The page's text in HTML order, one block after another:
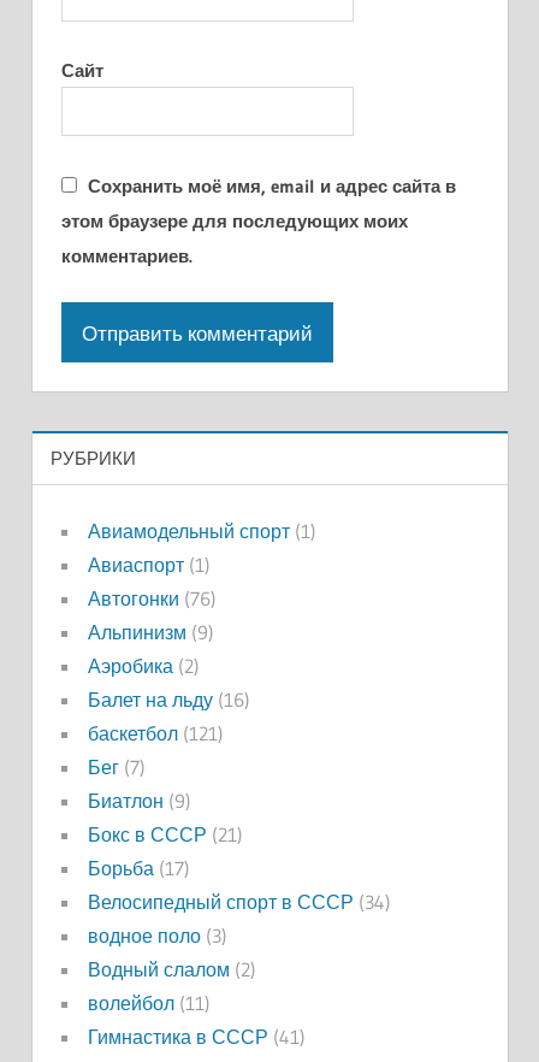
Сайт
Сохранить моё имя, email и адрес сайта в
этом браузере для последующих моих
комментариев.
РУБРИКИ
Авиамодельный спорт(1)
Авиаспорт(1)
Автогонки (76)
Альпинизм (9)
Аэробика (2)
Балет на льду(16)
баскетбол(121)
Бег(7)
Биатлон (9)
Бокс в СССР (21)
Борьба (17)
Велосипедный спорт в СССР (34)
водное поло(3)
Водный слалом (2)
волейбол(11)
Гимнастика в СССР (41)